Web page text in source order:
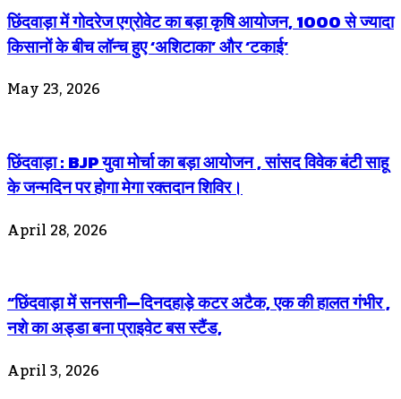
छिंदवाड़ा में गोदरेज एग्रोवेट का बड़ा कृषि आयोजन, 1000 से ज्यादा
किसानों के बीच लॉन्च हुए ‘अशिटाका’ और ‘टकाई’
May 23, 2026
छिंदवाड़ा : BJP युवा मोर्चा का बड़ा आयोजन , सांसद विवेक बंटी साहू
के जन्मदिन पर होगा मेगा रक्तदान शिविर।
April 28, 2026
“छिंदवाड़ा में सनसनी—दिनदहाड़े कटर अटैक, एक की हालत गंभीर ,
नशे का अड्डा बना प्राइवेट बस स्टैंड,
April 3, 2026